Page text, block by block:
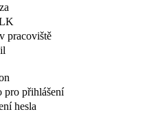
pracoviště
pro přihlášení
hesla